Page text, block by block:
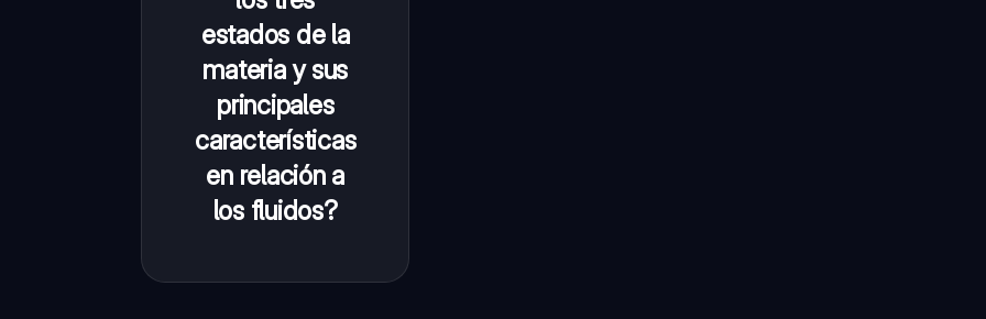
estados de la
materia y sus
principales
características
en relación a
los fluidos?
intensas,
mantiene su
forma, no
compresible.
Líquido: Fuerzas
intermoleculares
menores, puede